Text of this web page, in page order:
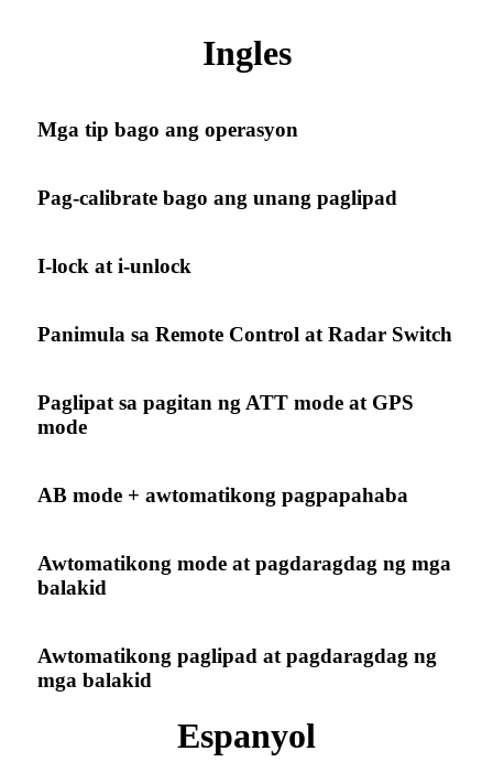
Ingles
Mga tip bago ang operasyon
Pag-calibrate bago ang unang paglipad
I-lock at i-unlock
Panimula sa Remote Control at Radar Switch
Paglipat sa pagitan ng ATT mode at GPS
mode
AB mode + awtomatikong pagpapahaba
Awtomatikong mode at pagdaragdag ng mga
balakid
Awtomatikong paglipad at pagdaragdag ng
mga balakid
Espanyol